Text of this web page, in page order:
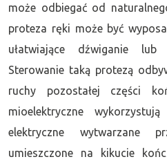
może odbiegać od
proteza ręki może być
ułatwiające dźwiganie lub
Sterowanie taką protezą
ruchy pozostałej części
mioelektryczne
elektryczne wytwarzane
umieszczone na kikucie